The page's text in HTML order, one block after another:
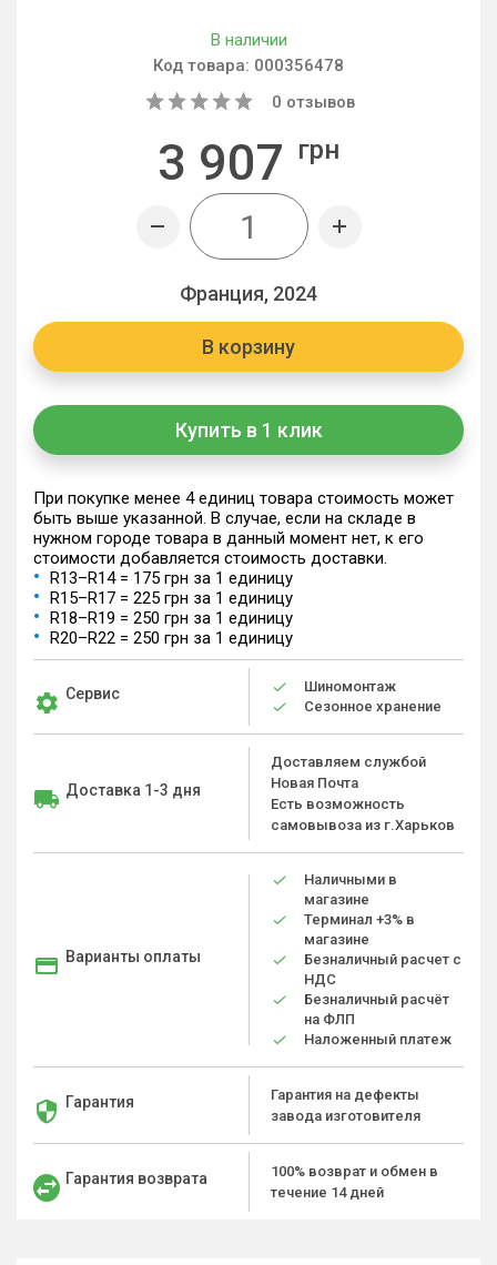
В наличии
Код товара: 000356478
0 отзывов
3 907 грн
Франция, 2024
В корзину
Купить в 1 клик
При покупке менее 4 единиц товара стоимость может
быть выше указанной. В случае, если на складе в
нужном городе товара в данный момент нет, к его
стоимости добавляется стоимость доставки.
R13–R14 = 175 грн за 1 единицу
R15–R17 = 225 грн за 1 единицу
R18–R19 = 250 грн за 1 единицу
R20–R22 = 250 грн за 1 единицу
Сервис
Шиномонтаж
Сезонное хранение
Доставка 1-3 дня
Доставляем службой
Новая Почта
Есть возможность
самовывоза из г.Харьков
Варианты оплаты
Наличными в
магазине
Терминал +3% в
магазине
Безналичный расчет с
НДС
Безналичный расчёт
на ФЛП
Наложенный платеж
Гарантия
Гарантия на дефекты
завода изготовителя
Гарантия возврата
100% возврат и обмен в
течение 14 дней